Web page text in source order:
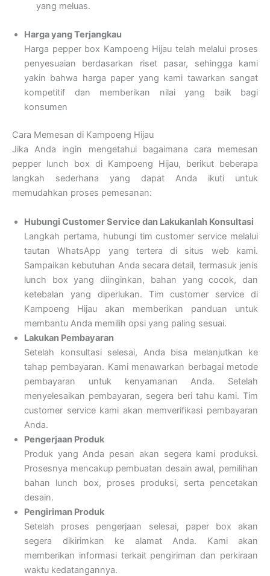
yang meluas.
Harga yang Terjangkau
Harga pepper box Kampoeng Hijau telah melalui proses
penyesuaian berdasarkan riset pasar, sehingga kami
yakin bahwa harga paper yang kami tawarkan sangat
kompetitif dan memberikan nilai yang baik bagi
konsumen
Cara Memesan di Kampoeng Hijau
Jika Anda ingin mengetahui bagaimana cara memesan
pepper lunch box di Kampoeng Hijau, berikut beberapa
langkah sederhana yang dapat Anda ikuti untuk
memudahkan proses pemesanan:
Hubungi Customer Service dan Lakukanlah Konsultasi
Langkah pertama, hubungi tim customer service melalui
tautan WhatsApp yang tertera di situs web kami.
Sampaikan kebutuhan Anda secara detail, termasuk jenis
lunch box yang diinginkan, bahan yang cocok, dan
ketebalan yang diperlukan. Tim customer service di
Kampoeng Hijau akan memberikan panduan untuk
membantu Anda memilih opsi yang paling sesuai.
Lakukan Pembayaran
Setelah konsultasi selesai, Anda bisa melanjutkan ke
tahap pembayaran. Kami menawarkan berbagai metode
pembayaran untuk kenyamanan Anda. Setelah
menyelesaikan pembayaran, segera beri tahu kami. Tim
customer service kami akan memverifikasi pembayaran
Anda.
Pengerjaan Produk
Produk yang Anda pesan akan segera kami produksi.
Prosesnya mencakup pembuatan desain awal, pemilihan
bahan lunch box, proses produksi, serta pencetakan
desain.
Pengiriman Produk
Setelah proses pengerjaan selesai, paper box akan
segera dikirimkan ke alamat Anda. Kami akan
memberikan informasi terkait pengiriman dan perkiraan
waktu kedatangannya.